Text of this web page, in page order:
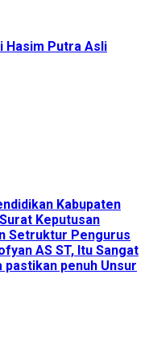
Hasim Putra Asli
Kabupaten
Keputusan
Setruktur Pengurus
AS ST, Itu Sangat
pastikan penuh Unsur